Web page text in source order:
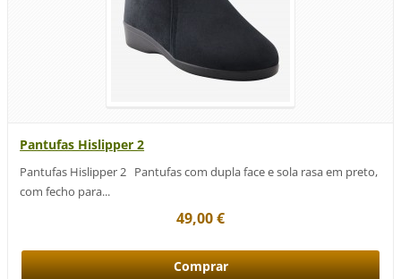
Pantufas Hislipper 2
Pantufas Hislipper 2 Pantufas com dupla face e sola rasa em preto,
com fecho para...
49,00 €